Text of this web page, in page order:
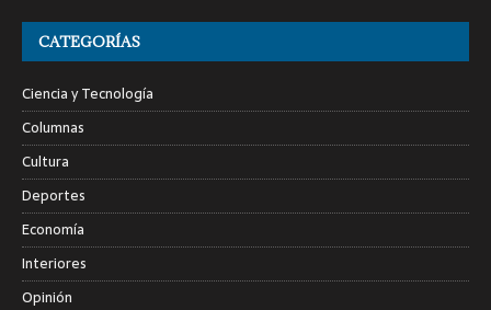
CATEGORÍAS
Ciencia y Tecnología
Columnas
Cultura
Deportes
Economía
Interiores
Opinión